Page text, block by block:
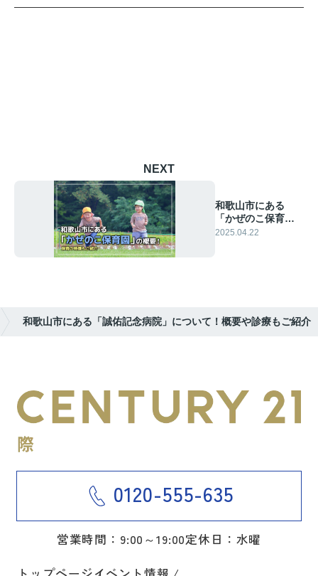
NEXT
和歌山市にある
「かぜのこ保育
園」の概要！保育
2025.04.22
和歌山市にある「誠佑記念病院」について！概要や診療もご紹介
0120-555-635
営業時間：9:00～19:00定休日：水曜